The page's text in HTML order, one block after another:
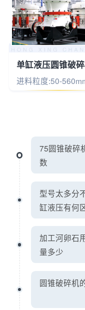
单缸液压圆锥破
进料粒度:50-
75圆锥破碎
数
型号太多分
缸液压有何
加工河卵石
量多少
圆锥破碎机